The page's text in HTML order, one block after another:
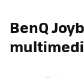
BenQ